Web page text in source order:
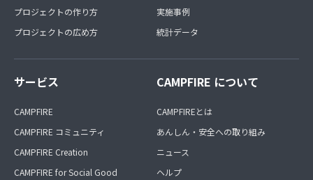
プロジェクトの作り方
プロジェクトの広め方
実施事例
統計データ
サービス
CAMPFIRE
CAMPFIRE コミュニティ
CAMPFIRE Creation
CAMPFIRE for Social Good
CAMPFIRE について
CAMPFIREとは
あんしん・安全への取り組み
ニュース
ヘルプ